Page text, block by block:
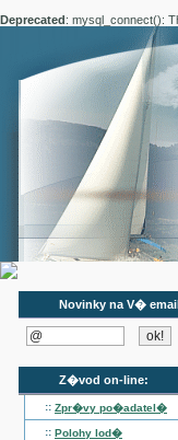
Deprecated: mysql_connect():
Novinky na V�
Z�vod on-line:
:: Zpr�vy po�adatel�
:: Polohy lod�